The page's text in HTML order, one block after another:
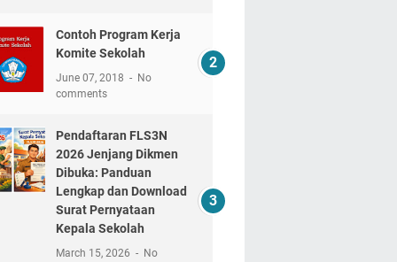
Contoh Program Kerja
Komite Sekolah
June 07, 2018
No
comments
Pendaftaran FLS3N
2026 Jenjang Dikmen
Dibuka: Panduan
Lengkap dan Download
Surat Pernyataan
Kepala Sekolah
March 15, 2026
No